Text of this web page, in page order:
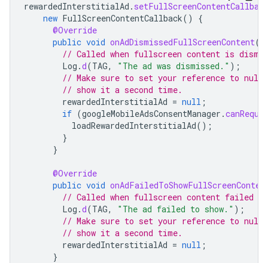
rewardedInterstitialAd . setFullScreenContentCallback
new FullScreenContentCallback()
{
@Override
public void onAdDismissedFullScreenContent()
// Called when fullscreen content is
Log .d(TAG, "The ad was dismissed." );
// Make sure to set your reference to null
// show it a second time.
rewardedInterstitialAd = null ;
if (googleMobileAdsConsentManager .
loadRewardedInterstitialAd();
}
}
@Override
public void
// Called when fullscreen content failed to
Log .d(TAG, "The ad failed to show." );
// Make sure to set your reference to null
// show it a second time.
rewardedInterstitialAd = null ;
}